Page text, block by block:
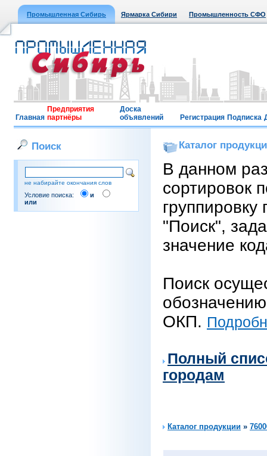
Промышленная Сибирь Ярмарка Сибири Промышленность СФО
Главная
Предприятия
партнёры
Доска
объявлений
Регистрация Подписка
Поиск
не набирайте окончания слов
Условие поиска:
и
или
Каталог
В данном
сортировок
"Поиск",
значение
Поиск
ОКП.
Полный
городам
Каталог продукции »